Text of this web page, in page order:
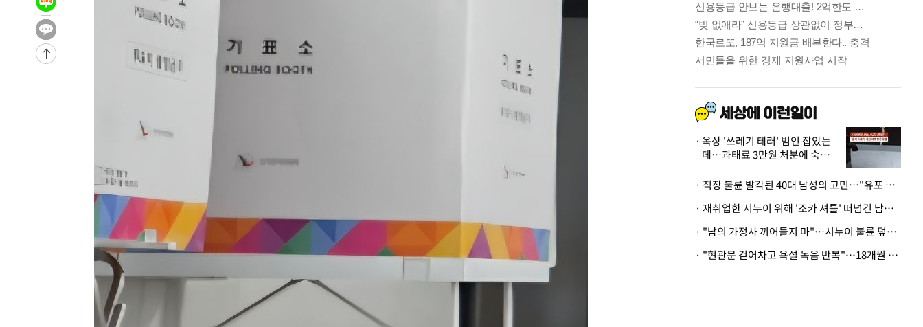
압수수색
-7635초 전 >
[속보]원·달러 환율, 오전 9시 1423.8원
-31968초 전 >
여자배구 이재영·이다영 자매, 아제르바이잔 투란VC 입단
-31221초 전 >
외국인 심판 성 접대 7경기 들여다보니…한국 축구 '5승 2무'
-30955초 전 >
[속보]코스닥, 2.86포인트(0.36%) 내린 798.81마감
[속보]코스피, 6200선 약보합…0.60% 내린 6258.77에 마쳐
[속보] 노원서 40.1도 관측…서울, 2018년 이후 첫 40도
[속보]종합특검, '계엄 수용공간 확보' 신용해 前교정본부장 기소
외신들도 주목한 韓축구 파문…"국민적 공분에 수사 재개"
11시간 압수수색에 성접대 파문까지…'쑥대밭' 된 축구협회
[속보]규제합리화위원회 부위원장에 김태유 서울대 공대 교수…이
[속보]국힘 윤리위, '돌려차기 발언' 진종오·서범수 징계 절차 개시
[속보] 7월 중국 수출 23.9%↑ 수입 27.5%↑…무역총액
[속보]'채상병 순직 책임' 임성근, 항소심도 징역 3년
[속보]종합특검, '관저이전 봐주기 감사' 유병호 구속기소
민주 콩고 에볼라환자 4천명 돌파, 4053명 발생 1850명 사망
[속보]'300억원대 사기 혐의' 차가원 대표 구속 송치
옥상 '쓰레기 테러' 범인 잡았는
데…과태료 3만원 처분에 숙박업
· 직장 불륜 발각된 40대 남성의 고민…"유포 동료 명예훼손·협박죄 고소 가능할까"
· 재취업한 시누이 위해 '조카 셔틀' 떠넘긴 남편…아내 "난 못한다"
· "남의 가정사 끼어들지 마"…시누이 불륜 덮으려는 남편에 억울한 아내
· "현관문 걷어차고 욕설 녹음 반복"…18개월 아기 키우는 집 뒤흔든 '앞집의 비극'